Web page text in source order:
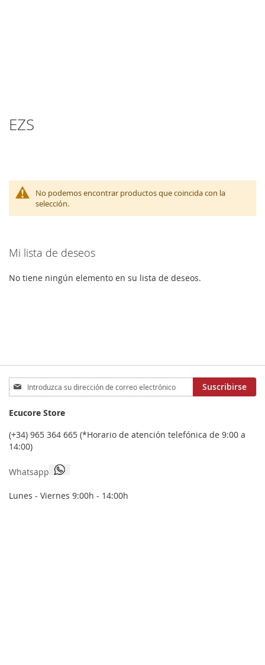
EZS
No podemos encontrar productos que coincida con la
selección.
Mi lista de deseos
No tiene ningún elemento en su lista de deseos.
Inscríbase
a
boletín
de
noticias:
Suscribirse
Ecucore Store
(+34) 965 364 665 (*Horario de atención telefónica de 9:00 a
14:00)
Whatsapp
Lunes - Viernes 9:00h - 14:00h